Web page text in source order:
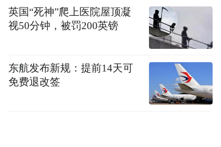
棒。周围是森林，房间的设计也很有美感，
带着一种古朴而静谧的氛围，这正是我们想
在中国体验的感觉。我们特别喜欢这里的窗
式，常自然柔和。”罗马尼亚游客维克托说。
当青砖黛瓦遇上假期热潮，当非遗体验融入
英国“死神”爬上医院屋顶凝
视50分钟，被罚200英镑
东航发布新规：提前14天可
免费退改签